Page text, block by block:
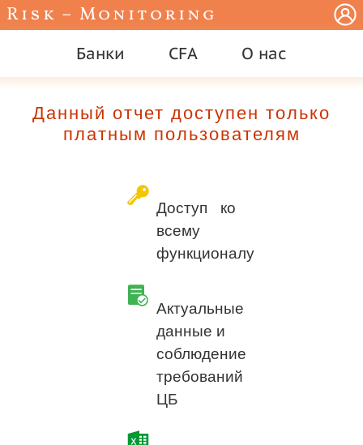
Risk – Monitoring
Банки CFA О нас
Данный отчет доступен только
платным пользователям
Доступ ко
всему
функционалу
Актуальные
данные и
соблюдение
требований
ЦБ